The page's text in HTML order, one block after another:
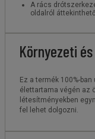
A rács
oldalról
Környezeti
Ez a termék 100%-
élettartama végén az
létesítményekben
fel lehet dolgozni.